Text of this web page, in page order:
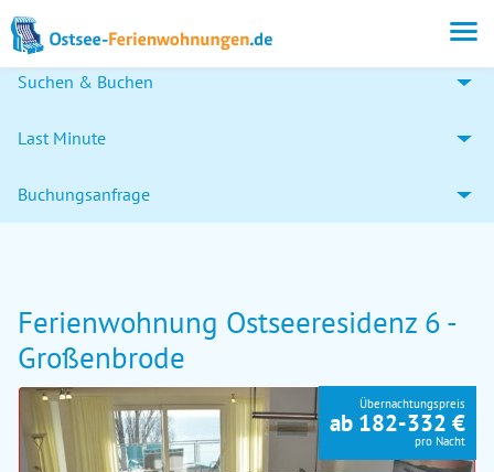
Suchen & Buchen
Last Minute
Buchungsanfrage
Ferienwohnung Ostseeresidenz 6 -
Großenbrode
Übernachtungspreis
ab 182-332 €
pro Nacht